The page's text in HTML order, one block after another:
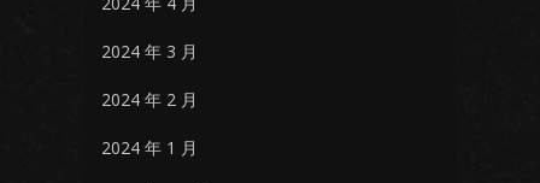
2024 年 3 月
2024 年 2 月
2024 年 1 月